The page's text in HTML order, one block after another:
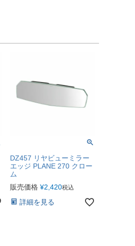
DZ457 リヤビューミラー
エッジ PLANE 270 クロー
ム
販売価格 ¥2,420税込
詳細を見る